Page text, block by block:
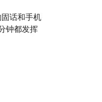
话和手机
钟都发挥